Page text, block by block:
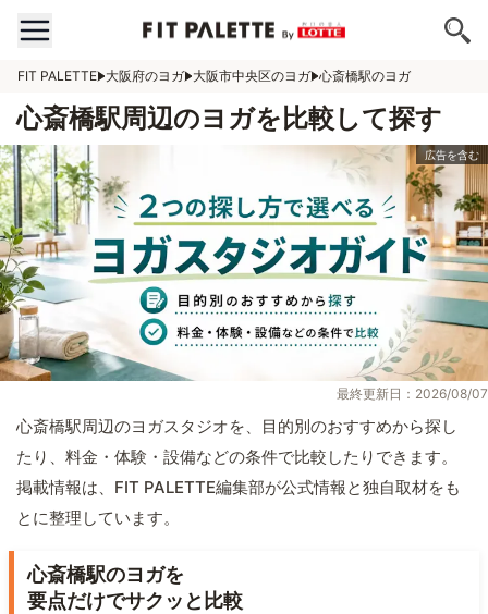
FIT PALETTE 大阪府のヨガ 大阪市中央区のヨガ 心斎橋駅のヨガ
心斎橋駅周辺のヨガを比較して探す
最終更新日：2026/08/07
心斎橋駅周辺のヨガスタジオを、目的別のおすすめから探し
たり、料金・体験・設備などの条件で比較したりできます。
掲載情報は、FIT PALETTE編集部が公式情報と独自取材をも
とに整理しています。
心斎橋駅のヨガを
要点だけでサクッと比較